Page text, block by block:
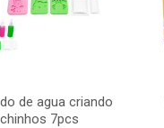
de agua criando
7pcs